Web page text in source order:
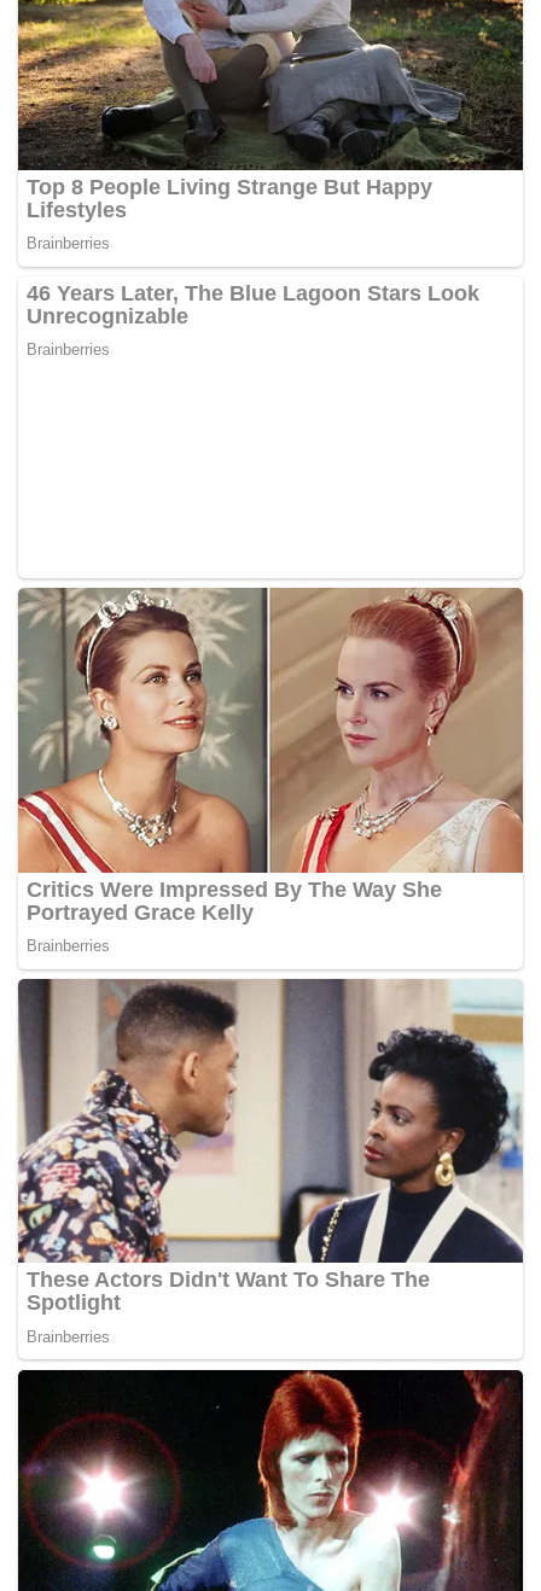
(ADUN) Meru yang juga bekas Pesuruhjaya PAS
Selangor.
PKR kini ‘tersepit’ dengan perbalahan di antara PAS dan
Pakatan Harapan yang dianggotainya dengan DAP dan
Amanah.
“Di sini (Sungai Besar), Dr Abdul Rani adalah sebahagian
daripada kerajaan negeri malah beliau juga anggota
sokongan padu kepada pentadbiran negeri Selangor.
“Saya mengucapkan selamat maju jaya (kepada Dr Abdul
Ramli membuat laporan kepada Suruhanjaya Pencegahan
Rasuah Malaysia (SPRM) berhubung dakwaan rasuah
dalam kerajaan Selangor.
Laporan itu dibuat berikutan pendedahan perbualan
aplikasi WhatsApp Rafizi yang didakwa mendedahkan
wujudnya permintaan ‘untuk mendapatkan wanita’ sebagai
habuan dalam urusan dengan kerajaan negeri.
Mohamed Azmin juga tidak menghadiri majlis
pengumuman calon Pakatan Harapan bagi PRK Parlimen
Sungai Besar pada Rabu lepas.
Wan Azizah ketika diminta mengulas mengenai perkara itu
berkata ketidakhadiran Mohamed Azmin pada majlis
berkenaan bagi membolehkan beliau lebih fokus kepada
pentadbiran kerajaan negeri.
“Beliau tidak menghadiri semasa pengumuman calon,
tetapi hari ini beliau hadr di sini… baguslah,” ulasnya
ringkas.
PRK Parlimen Sungai Besar bakal menyaksikan
pertembungan tiga penjuru di antara calon BN Budiman
Mohd Zohdi yang juga ADUN Sungai Panjang, Dr Abdul
PRK itu diadakan berikutan kematian penyandangnya Tan
Sri Noriah Kasnon dalam nahas helikopter di Sebuyau,
Sarawak pada 5 Mei lepas. – BERNAMA